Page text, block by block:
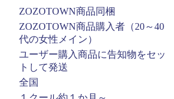
ZOZOTOWN商品同梱
ZOZOTOWN商品購入者（20～40
代の女性メイン）
ユーザー購入商品に告知物をセッ
トして発送
全国